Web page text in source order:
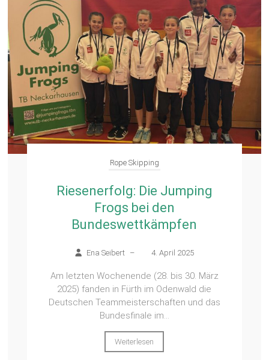
Rope Skipping
Riesenerfolg: Die Jumping
Frogs bei den
Bundeswettkämpfen
Ena Seibert – 4. April 2025
Am letzten Wochenende (28. bis 30. März
2025) fanden in Fürth im Odenwald die
Deutschen Teammeisterschaften und das
Bundesfinale im...
Weiterlesen